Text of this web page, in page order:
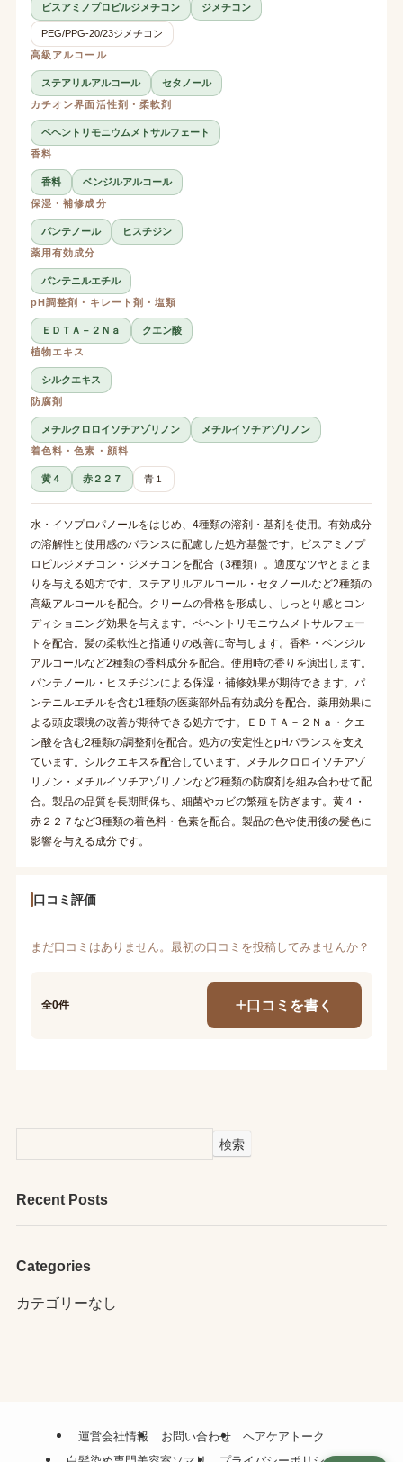
ビスアミノプロピルジメチコン ジメチコン
PEG/PPG-20/23ジメチコン
高級アルコール
ステアリルアルコール
セタノール
カチオン界面活性剤・柔軟剤
ベヘントリモニウムメトサルフェート
香料
香料
ベンジルアルコール
保湿・補修成分
パンテノール
ヒスチジン
薬用有効成分
パンテニルエチル
pH調整剤・キレート剤・塩類
ＥＤＴＡ－２Ｎａ
クエン酸
植物エキス
シルクエキス
防腐剤
メチルクロロイソチアゾリノン
メチルイソチアゾリノン
着色料・色素・顔料
黄４ 赤２２７ 青１
水・イソプロパノールをはじめ、4種類の溶剤・基剤を使用。有効成分
の溶解性と使用感のバランスに配慮した処方基盤です。ビスアミノプ
ロピルジメチコン・ジメチコンを配合（3種類）。適度なツヤとまとま
りを与える処方です。ステアリルアルコール・セタノールなど2種類の
高級アルコールを配合。クリームの骨格を形成し、しっとり感とコン
ディショニング効果を与えます。ベヘントリモニウムメトサルフェー
トを配合。髪の柔軟性と指通りの改善に寄与します。香料・ベンジル
アルコールなど2種類の香料成分を配合。使用時の香りを演出します。
パンテノール・ヒスチジンによる保湿・補修効果が期待できます。パ
ンテニルエチルを含む1種類の医薬部外品有効成分を配合。薬用効果に
よる頭皮環境の改善が期待できる処方です。ＥＤＴＡ－２Ｎａ・クエ
ン酸を含む2種類の調整剤を配合。処方の安定性とpHバランスを支え
ています。シルクエキスを配合しています。メチルクロロイソチアゾ
リノン・メチルイソチアゾリノンなど2種類の防腐剤を組み合わせて配
合。製品の品質を長期間保ち、細菌やカビの繁殖を防ぎます。黄４・
赤２２７など3種類の着色料・色素を配合。製品の色や使用後の髪色に
影響を与える成分です。
口コミ評価
まだ口コミはありません。最初の口コミを投稿してみませんか？
全0件 口コミを書く
検索
Recent Posts
Categories
カテゴリーなし
運営会社情報 お問い合わせ
ヘアケアトーク